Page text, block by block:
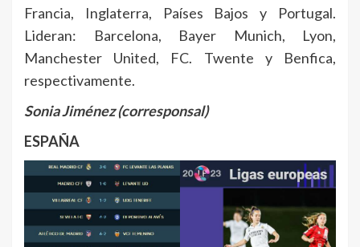
Francia, Inglaterra, Países Bajos y Portugal.
Lideran: Barcelona, Bayer Munich, Lyon,
Manchester United, FC. Twente y Benfica,
respectivamente.
Sonia Jiménez (corresponsal)
ESPAÑA